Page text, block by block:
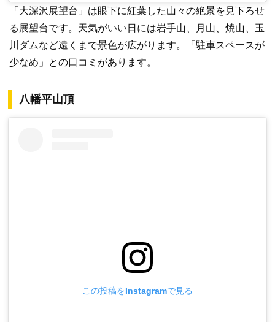
「大深沢展望台」は眼下に紅葉した山々の絶景を見下ろせ
る展望台です。天気がいい日には岩手山、月山、焼山、玉
川ダムなど遠くまで景色が広がります。「駐車スペースが
少なめ」との口コミがあります。
八幡平山頂
この投稿をInstagramで見る